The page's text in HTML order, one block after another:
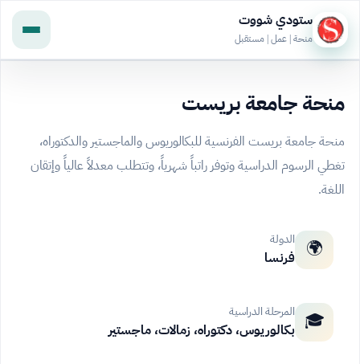
ستودي شووت
منحة | عمل | مستقبل
منحة جامعة بريست
منحة جامعة بريست الفرنسية للبكالوريوس والماجستير والدكتوراه،
تغطي الرسوم الدراسية وتوفر راتباً شهرياً، وتتطلب معدلاً عالياً وإتقان
اللغة.
🌍 الدولة
فرنسا
🎓 المرحلة الدراسية
بكالوريوس، دكتوراه، زمالات، ماجستير